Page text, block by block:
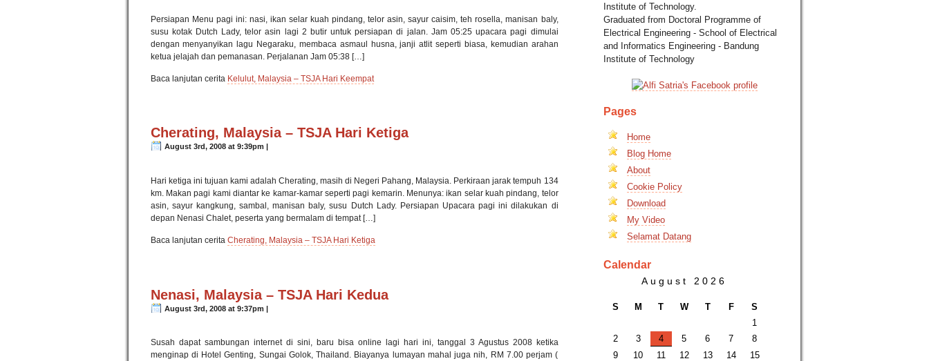
Persiapan Menu pagi ini: nasi, ikan selar kuah pindang, telor asin, sayur caisim, teh rosella, manisan baly,
susu kotak Dutch Lady, telor asin lagi 2 butir untuk persiapan di jalan. Jam 05:25 upacara pagi dimulai
dengan menyanyikan lagu Negaraku, membaca asmaul husna, janji atlit seperti biasa, kemudian arahan
ketua jelajah dan pemanasan. Perjalanan Jam 05:38 […]
Baca lanjutan cerita Kelulut, Malaysia – TSJA Hari Keempat
Cherating, Malaysia – TSJA Hari Ketiga
August 3rd, 2008 at 9:39pm |
Hari ketiga ini tujuan kami adalah Cherating, masih di Negeri Pahang, Malaysia. Perkiraan jarak tempuh 134
km. Makan pagi kami diantar ke kamar-kamar seperti pagi kemarin. Menunya: ikan selar kuah pindang, telor
asin, sayur kangkung, sambal, manisan baly, susu Dutch Lady. Persiapan Upacara pagi ini dilakukan di
depan Nenasi Chalet, peserta yang bermalam di tempat […]
Baca lanjutan cerita Cherating, Malaysia – TSJA Hari Ketiga
Nenasi, Malaysia – TSJA Hari Kedua
August 3rd, 2008 at 9:37pm |
Susah dapat sambungan internet di sini, baru bisa online lagi hari ini, tanggal 3 Agustus 2008 ketika
menginap di Hotel Genting, Sungai Golok, Thailand. Biayanya lumayan mahal juga nih, RM 7.00 perjam (
Institute of Technology.
Graduated from Doctoral Programme of
Electrical Engineering - School of Electrical
and Informatics Engineering - Bandung
Institute of Technology
Pages
Home
Blog Home
About
Cookie Policy
Download
My Video
Selamat Datang
Calendar
August 2026
S M T W T F
S
1
2
3 4 5 6 7
8
9
10 11 12 13 14
15